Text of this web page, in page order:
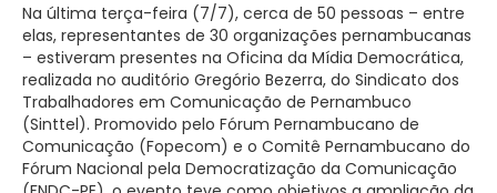
Na última terça-feira (7/7), cerca de 50 pessoas – entre
elas, representantes de 30 organizações pernambucanas
– estiveram presentes na Oficina da Mídia Democrática,
realizada no auditório Gregório Bezerra, do Sindicato dos
Trabalhadores em Comunicação de Pernambuco
(Sinttel). Promovido pelo Fórum Pernambucano de
Comunicação (Fopecom) e o Comitê Pernambucano do
Fórum Nacional pela Democratização da Comunicação